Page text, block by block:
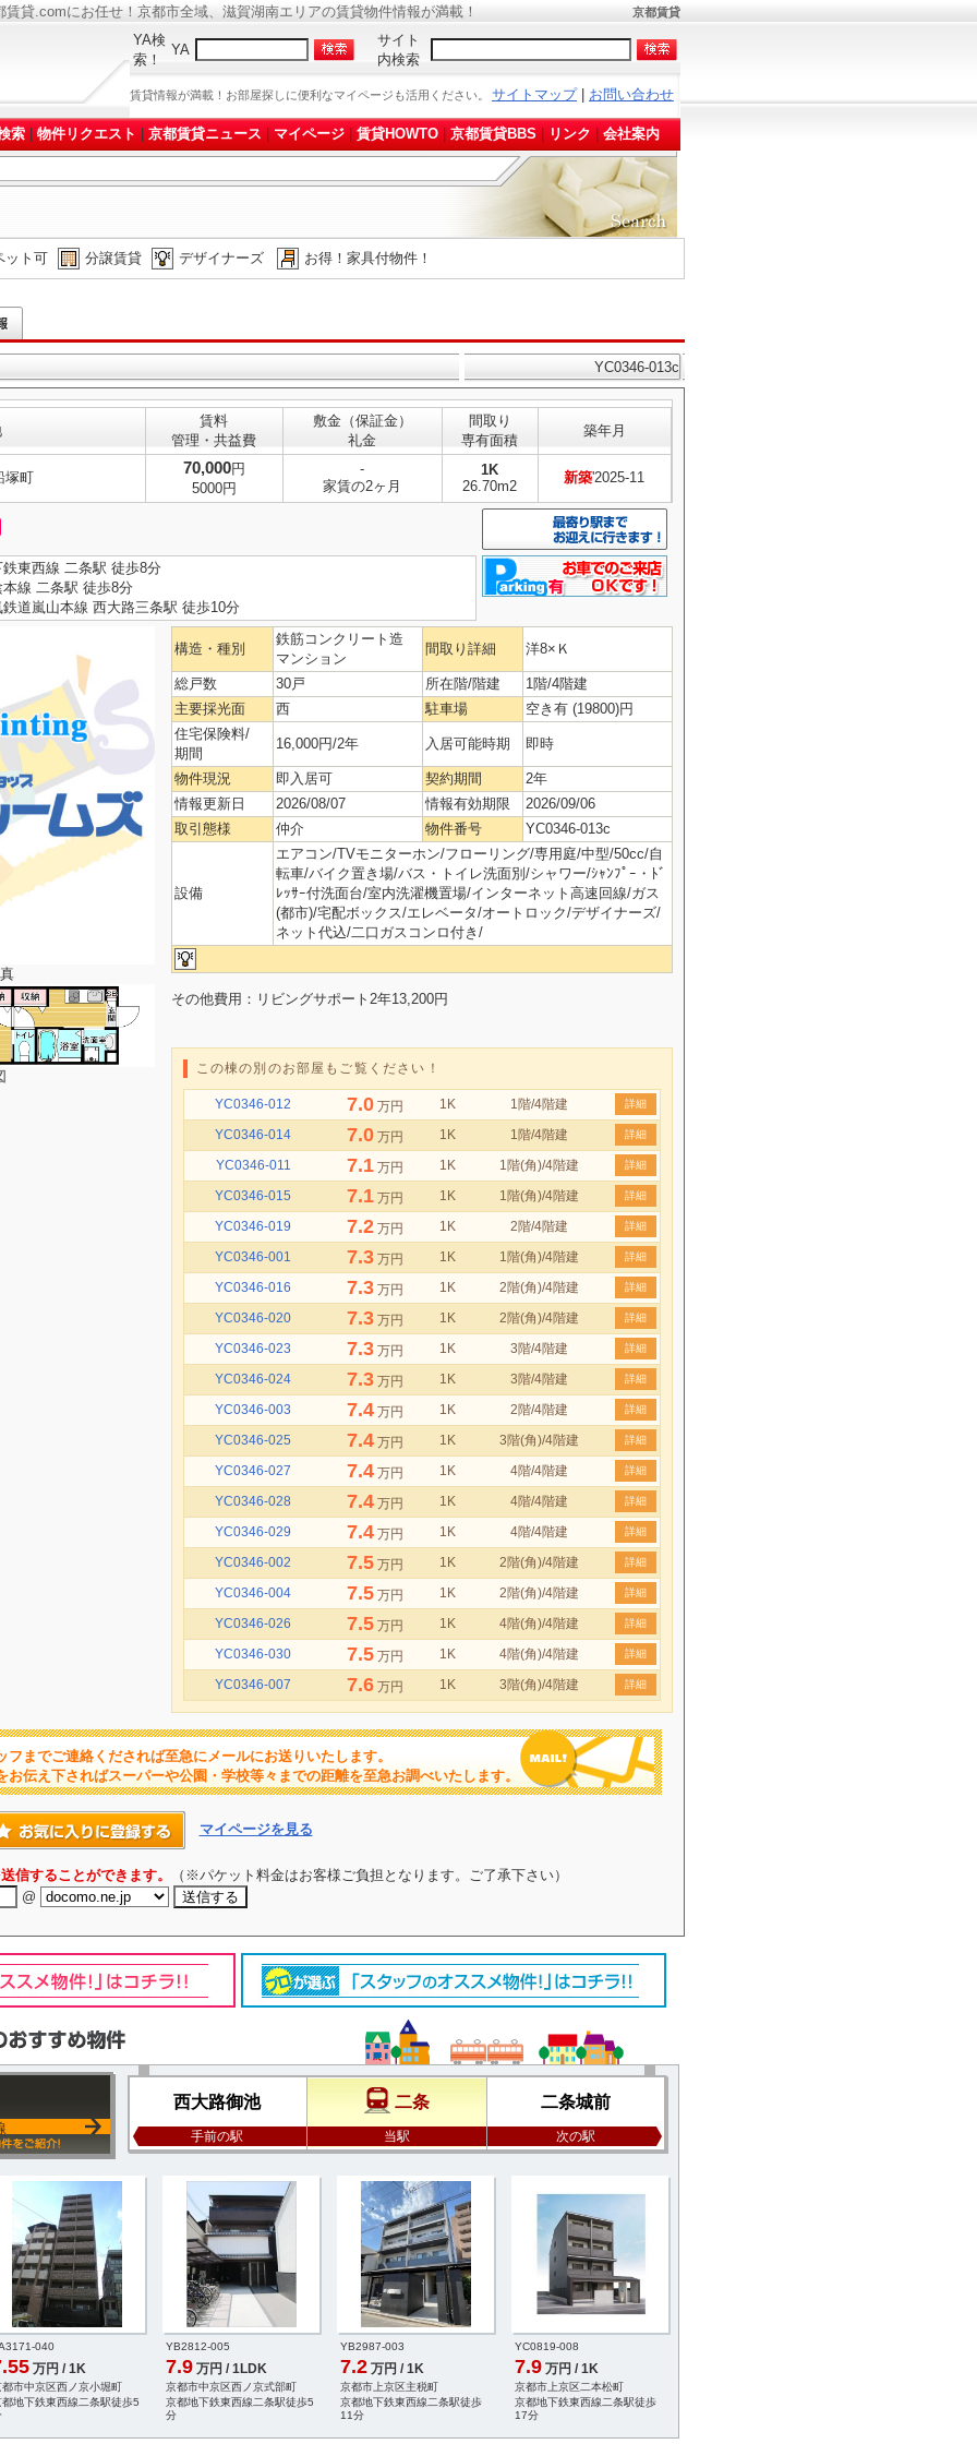
賃貸.comにお任せ！京都市全域、滋賀湖南エリアの賃貸物件情報が満載！ 京都賃貸
YA検
索！
YA
サイト
内検索
賃貸情報が満載！お部屋探しに便利なマイページも活用ください。 サイトマップ| お問い合わせ
索 物件リクエスト 京都賃貸ニュース マイページ 賃貸HOWTO 京都賃貸BBS リンク 会社案内
ット可 分譲賃貸 デザイナーズ お得！家具付物件！
YC0346-013c
賃料
管理・共益費
敷金（保証金）
礼金
間取り
専有面積
築年月
塚町
70,000円
5000円
-
家賃の2ヶ月
1K
26.70m2
新築'2025-11
東西線 二条駅 徒歩8分
線 二条駅 徒歩8分
道嵐山本線 西大路三条駅 徒歩10分
構造・種別
鉄筋コンクリート造
マンション
間取り詳細 洋8×Ｋ
総戸数 30戸 所在階/階建
1階/4階建
主要採光面
西 駐車場
空き有 (19800)円
住宅保険料/
期間
16,000円/2年 入居可能時期 即時
物件現況 即入居可 契約期間
2年
情報更新日
2026/08/07 情報有効期限
2026/09/06
取引態様
仲介 物件番号 YC0346-013c
設備
エアコン/TVモニターホン/フローリング/専用庭/中型/50cc/自
転車/バイク置き場/バス・トイレ洗面別/シャワー/ｼｬﾝﾌﾟｰ・ﾄﾞ
ﾚｯｻｰ付洗面台/室内洗濯機置場/インターネット高速回線/ガス
(都市)/宅配ボックス/エレベータ/オートロック/デザイナーズ/
ネット代込/二口ガスコンロ付き/
その他費用：リビングサポート2年13,200円
この棟の別のお部屋もご覧ください！
YC0346-012 7.0 万円 1K 1階/4階建 詳細
YC0346-014 7.0 万円 1K 1階/4階建 詳細
YC0346-011 7.1 万円 1K 1階(角)/4階建 詳細
YC0346-015 7.1 万円 1K 1階(角)/4階建 詳細
YC0346-019 7.2 万円 1K 2階/4階建 詳細
YC0346-001 7.3 万円 1K 1階(角)/4階建 詳細
YC0346-016 7.3 万円 1K 2階(角)/4階建 詳細
YC0346-020 7.3 万円 1K 2階(角)/4階建 詳細
YC0346-023 7.3 万円 1K 3階/4階建 詳細
YC0346-024 7.3 万円 1K 3階/4階建 詳細
YC0346-003 7.4 万円 1K 2階/4階建 詳細
YC0346-025 7.4 万円 1K 3階(角)/4階建 詳細
YC0346-027 7.4 万円 1K 4階/4階建 詳細
YC0346-028 7.4 万円 1K 4階/4階建 詳細
YC0346-029 7.4 万円 1K 4階/4階建 詳細
YC0346-002 7.5 万円 1K 2階(角)/4階建 詳細
YC0346-004 7.5 万円 1K 2階(角)/4階建 詳細
YC0346-026 7.5 万円 1K 4階(角)/4階建 詳細
YC0346-030 7.5 万円 1K 4階(角)/4階建 詳細
YC0346-007 7.6 万円 1K 3階(角)/4階建 詳細
までご連絡くだされば至急にメールにお送りいたします。
伝え下さればスーパーや公園・学校等々までの距離を至急お調べいたします。
マイページを見る
信することができます。
（※パケット料金はお客様ご負担となります。ご了承下さい）
@
西大路御池
手前の駅
二条
当駅
二条城前
次の駅
040
万円 / 1K
都市中京区西ノ京小堀町
都地下鉄東西線二条駅徒歩5
YB2812-005
7.9 万円 / 1LDK
京都市中京区西ノ京式部町
京都地下鉄東西線二条駅徒歩5
分
YB2987-003
7.2 万円 / 1K
京都市上京区主税町
京都地下鉄東西線二条駅徒歩
11分
YC0819-008
7.9 万円 / 1K
京都市上京区二本松町
京都地下鉄東西線二条駅徒歩
17分